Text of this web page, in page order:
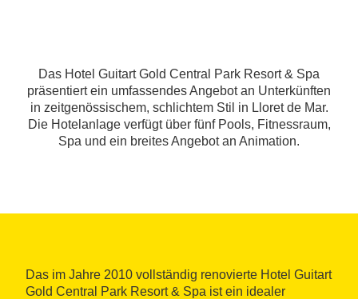
Das Hotel Guitart Gold Central Park Resort & Spa
präsentiert ein umfassendes Angebot an Unterkünften
in zeitgenössischem, schlichtem Stil in Lloret de Mar.
Die Hotelanlage verfügt über fünf Pools, Fitnessraum,
Spa und ein breites Angebot an Animation.
Das im Jahre 2010 vollständig renovierte Hotel Guitart
Gold Central Park Resort & Spa ist ein idealer